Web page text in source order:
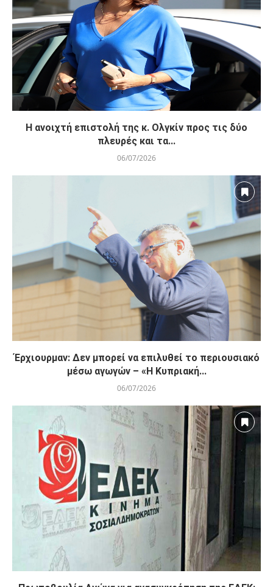
Η ανοιχτή επιστολή της κ. Ολγκίν προς τις δύο
πλευρές και τα...
06/07/2026
Έρχιουρμαν: Δεν μπορεί να επιλυθεί το περιουσιακό
μέσω αγωγών – «Η Κυπριακή...
06/07/2026